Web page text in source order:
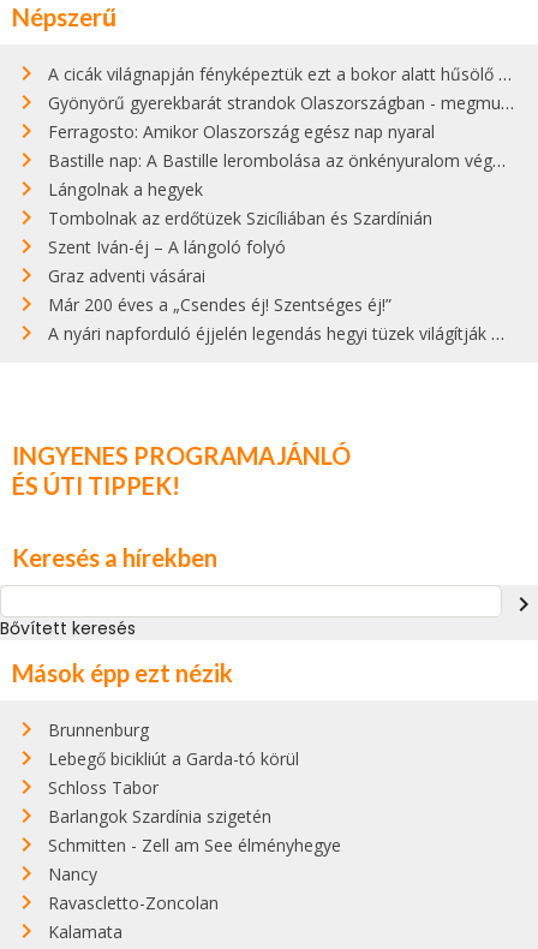
Népszerű
A cicák világnapján fényképeztük ezt a bokor alatt hűsölő cicát Kisorosziban
Gyönyörű gyerekbarát strandok Olaszországban - megmutatjuk a 15 legjobbat
Ferragosto: Amikor Olaszország egész nap nyaral
Bastille nap: A Bastille lerombolása az önkényuralom végét jelentette
Lángolnak a hegyek
Tombolnak az erdőtüzek Szicíliában és Szardínián
Szent Iván-éj – A lángoló folyó
Graz adventi vásárai
Már 200 éves a „Csendes éj! Szentséges éj!”
A nyári napforduló éjjelén legendás hegyi tüzek világítják meg Zugspitzét
INGYENES PROGRAMAJÁNLÓ
ÉS ÚTI TIPPEK!
Keresés a hírekben
navigate_next
Bővített keresés
Mások épp ezt nézik
Brunnenburg
Lebegő bicikliút a Garda-tó körül
Schloss Tabor
Barlangok Szardínia szigetén
Schmitten - Zell am See élményhegye
Nancy
Ravascletto-Zoncolan
Kalamata